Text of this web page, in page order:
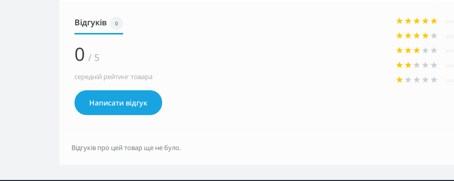
Відгуків 0
0 / 5
середній рейтинг товара
Написати відгук
Відгуків про цей товар ще не було.